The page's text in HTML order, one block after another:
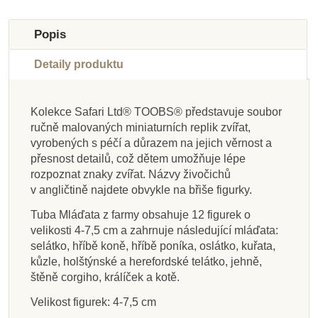
Do školy
Na dotaz
HOLZTIGER
Dřevěná figurka -
Ovečka
383 Kč 425 Kč
Zobrazit detail
Do školy
Skladem
Safari Ltd. Figurka -
Mourovatá kočka
86 Kč 95 Kč
Přidat do košíku
Do školy
Skladem
Safari Ltd. Osel
162 Kč 180 Kč
Přidat do košíku
Do školy
Na dotaz
PlanToys Kráva
176 Kč 195 Kč
Zobrazit detail
Do školy
Skladem
Safari Ltd. Alpaka
132 Kč 147 Kč
Přidat do košíku
Do školy
Na dotaz
Safari Ltd. Kůzle
99 Kč110 Kč
Zobrazit detail
Do školy
Na dotaz
Safari Ltd. Sele
62 Kč 69 Kč
Zobrazit detail
Do školy
Na dotaz
Safari Ltd. Figurka -
Králík
87 Kč 97 Kč
Zobrazit detail
Popis
Detaily produktu
Kolekce Safari Ltd® TOOBS® představuje soubor
ručně malovaných miniaturních replik zvířat,
vyrobených s péčí a důrazem na jejich věrnost a
přesnost detailů, což dětem umožňuje lépe
rozpoznat znaky zvířat. Názvy živočichů
v angličtině najdete obvykle na břiše figurky.
Tuba Mláďata z farmy obsahuje 12 figurek o
velikosti 4-7,5 cm a zahrnuje následující mláďata:
selátko, hříbě koně, hříbě poníka, oslátko, kuřata,
kůzle, holštýnské a herefordské telátko, jehně,
štěně corgiho, králíček a kotě.
Velikost figurek: 4-7,5 cm